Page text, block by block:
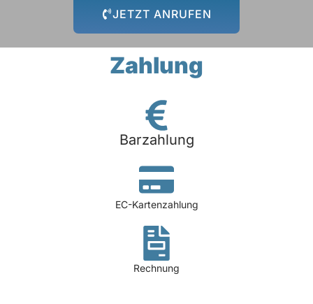
JETZT ANRUFEN
Zahlung
Barzahlung
EC-Kartenzahlung
Rechnung